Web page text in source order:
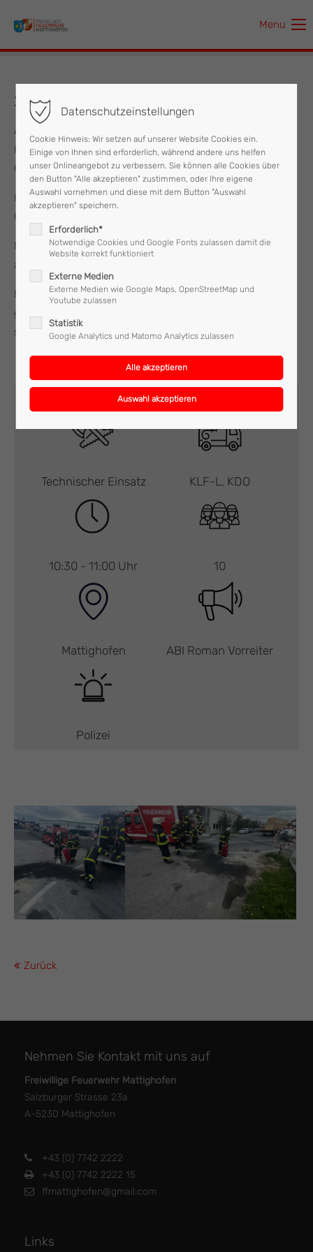
Der Eintrag "offcanvas-col1" existiert leider nicht.
Der Eintrag "offcanvas-col3" existiert leider nicht.
Der Eintrag "offcanvas-col4" existiert leider nicht.
Menu
22.07.2024 Ölspur
Am Montag, dem 22. Juli wurde um 10:30 Uhr die
Feuerwehr Mattighofen mit den Stichworten „Ölspur,
Ölaustritt“ alarmiert.
Im Kreuzungsbereich der Fabriksstraße kam es nach einem
Unfall zu einem Austritt von Betriebsstoffen.
Mittels Ölbindemittel wurde das Öl gebunden und die Stelle
abgesichert.
Nach 30 Minuten rückte die Feuerwehr Mattighofen, welche
gesamt mit zehn Mann und zwei Fahrzeugen im Einsatz
stand, wieder ins Feuerwehrhaus ein.
Technischer Einsatz KLF-L, KDO
10:30 - 11:00 Uhr 10
Mattighofen ABI Roman Vorreiter
Polizei
Zurück
Nehmen Sie Kontakt mit uns auf
Freiwillige Feuerwehr Mattighofen
Salzburger Strasse 23a
A-5230 Mattighofen
+43 (0) 7742 2222
+43 (0) 7742 2222 15
ffmattighofen@gmail.com
Links
Datenschutzeinstellungen
Cookie Hinweis: Wir setzen auf unserer Website Cookies ein.
Einige von Ihnen sind erforderlich, während andere uns helfen
unser Onlineangebot zu verbessern. Sie können alle Cookies über
den Button "Alle akzeptieren" zustimmen, oder Ihre eigene
Auswahl vornehmen und diese mit dem Button "Auswahl
akzeptieren" speichern.
Erforderlich*
Notwendige Cookies und Google Fonts zulassen damit die
Website korrekt funktioniert
Externe Medien
Externe Medien wie Google Maps, OpenStreetMap und
Youtube zulassen
Statistik
Google Analytics und Matomo Analytics zulassen